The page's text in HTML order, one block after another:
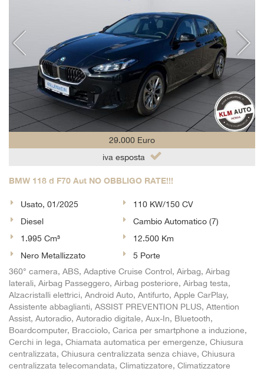
29.000 Euro
iva esposta
BMW 118 d F70 Aut NO OBBLIGO RATE!!!
Usato, 01/2025
110 KW/150 CV
Diesel
Cambio Automatico (7)
1.995 Cm³
12.500 Km
Nero Metallizzato
5 Porte
360° camera, ABS, Adaptive Cruise Control, Airbag, Airbag
laterali, Airbag Passeggero, Airbag posteriore, Airbag testa,
Alzacristalli elettrici, Android Auto, Antifurto, Apple CarPlay,
Assistente abbaglianti, ASSIST PREVENTION PLUS, Attention
Assist, Autoradio, Autoradio digitale, Aux-In, Bluetooth,
Boardcomputer, Bracciolo, Carica per smartphone a induzione,
Cerchi in lega, Chiamata automatica per emergenze, Chiusura
centralizzata, Chiusura centralizzata senza chiave, Chiusura
centralizzata telecomandata, Climatizzatore, Climatizzatore